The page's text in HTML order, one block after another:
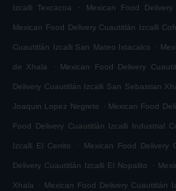
Izcalli Texcacoa . Mexican Food
Mexican Food Delivery Cuautitlán Izcalli
Cuautitlán Izcalli San Mateo Ixtacalco .
de Xhala . Mexican Food Delivery
Delivery Cuautitlán Izcalli San Sebastian
Joaquin Lopez Negrete . Mexican Food
Food Delivery Cuautitlán Izcalli Industrial
Izcalli El Cerrito . Mexican Food Delivery
Delivery Cuautitlán Izcalli El Nopalito .
Xhala . Mexican Food Delivery Cuautitlán